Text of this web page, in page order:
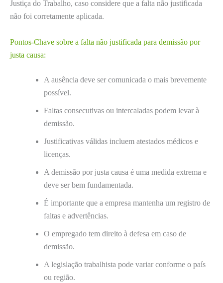
Justiça do Trabalho, caso considere que a falta não justificada
não foi corretamente aplicada.
Pontos-Chave sobre a falta não justificada para demissão por
justa causa:
A ausência deve ser comunicada o mais brevemente
possível.
Faltas consecutivas ou intercaladas podem levar à
demissão.
Justificativas válidas incluem atestados médicos e
licenças.
A demissão por justa causa é uma medida extrema e
deve ser bem fundamentada.
É importante que a empresa mantenha um registro de
faltas e advertências.
O empregado tem direito à defesa em caso de
demissão.
A legislação trabalhista pode variar conforme o país
ou região.